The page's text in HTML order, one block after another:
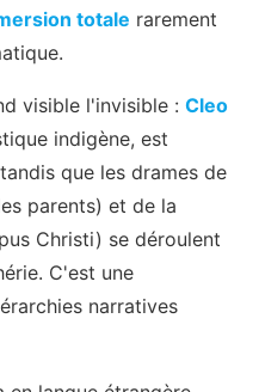
totale rarement
visible l'invisible : Cleo
indigène, est
que les drames de
parents) et de la
Christi) se déroulent
C'est une
narratives